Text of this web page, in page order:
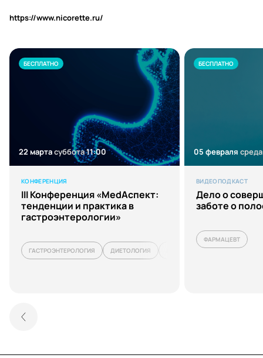
https://www.nicorette.ru/
БЕСПЛАТНО
22 мартасуббота11:00
КОНФЕРЕНЦИЯ
III Конференция «MedАспект:
тенденции и практика в
гастроэнтерологии»
ГАСТРОЭНТЕРОЛОГИЯ ДИЕТОЛОГИЯ НУТРИЦИОЛОГИЯ ОБЩАЯ
БЕСПЛАТНО
05 февраля среда
ВИДЕОПОДКАСТ
Дело о
заботе о
ФАРМАЦЕВТ